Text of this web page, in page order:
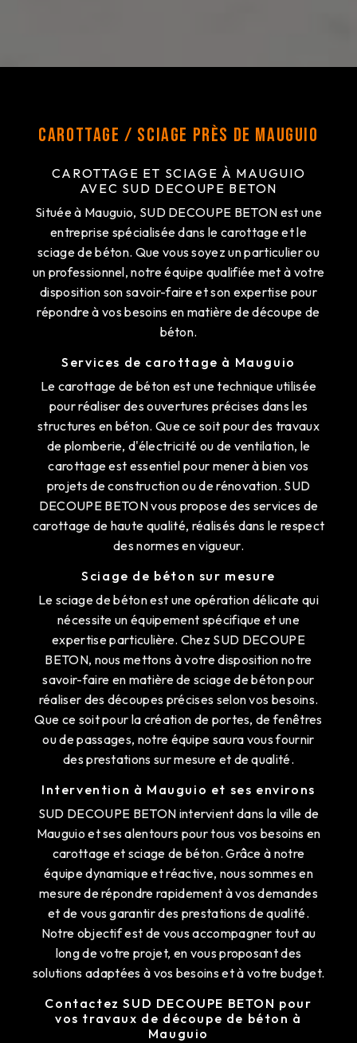
Carottage / Sciage près de Mauguio
CAROTTAGE ET SCIAGE À MAUGUIO
AVEC SUD DECOUPE BETON
Située à Mauguio, SUD DECOUPE BETON est une
entreprise spécialisée dans le carottage et le
sciage de béton. Que vous soyez un particulier ou
un professionnel, notre équipe qualifiée met à votre
disposition son savoir-faire et son expertise pour
répondre à vos besoins en matière de découpe de
béton.
Services de carottage à Mauguio
Le carottage de béton est une technique utilisée
pour réaliser des ouvertures précises dans les
structures en béton. Que ce soit pour des travaux
de plomberie, d'électricité ou de ventilation, le
carottage est essentiel pour mener à bien vos
projets de construction ou de rénovation. SUD
DECOUPE BETON vous propose des services de
carottage de haute qualité, réalisés dans le respect
des normes en vigueur.
Sciage de béton sur mesure
Le sciage de béton est une opération délicate qui
nécessite un équipement spécifique et une
expertise particulière. Chez SUD DECOUPE
BETON, nous mettons à votre disposition notre
savoir-faire en matière de sciage de béton pour
réaliser des découpes précises selon vos besoins.
Que ce soit pour la création de portes, de fenêtres
ou de passages, notre équipe saura vous fournir
des prestations sur mesure et de qualité.
Intervention à Mauguio et ses environs
SUD DECOUPE BETON intervient dans la ville de
Mauguio et ses alentours pour tous vos besoins en
carottage et sciage de béton. Grâce à notre
équipe dynamique et réactive, nous sommes en
mesure de répondre rapidement à vos demandes
et de vous garantir des prestations de qualité.
Notre objectif est de vous accompagner tout au
long de votre projet, en vous proposant des
solutions adaptées à vos besoins et à votre budget.
Contactez SUD DECOUPE BETON pour
vos travaux de découpe de béton à
Mauguio